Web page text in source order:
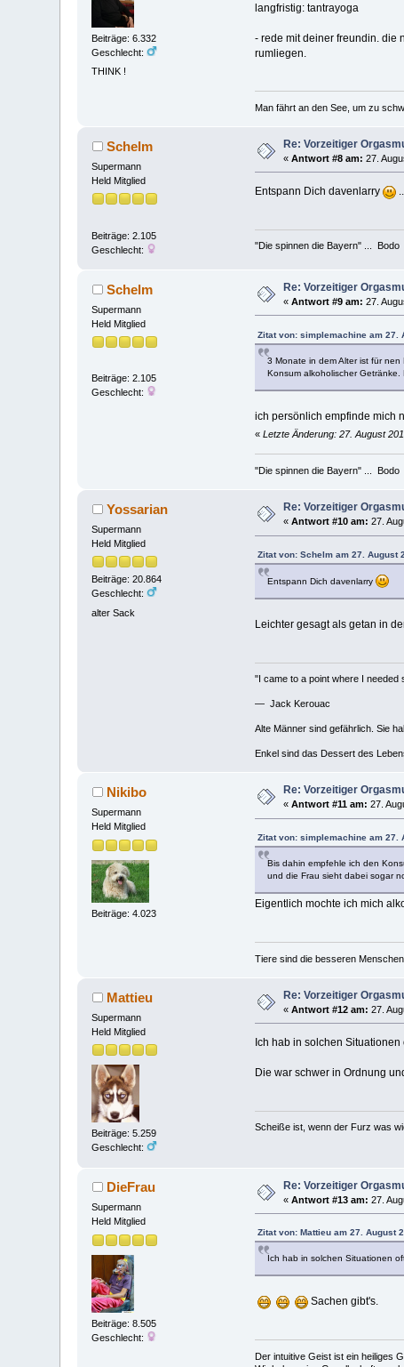
Beiträge: 6.332
Geschlecht:
THINK !
langfristig: tantrayoga
- rede mit deiner freundin. die
rumliegen.
Man fährt an den See, um zu
Schelm
Supermann
Held Mitglied
Beiträge: 2.105
Geschlecht:
Re: Vorzeitiger
«Antwort #8 am: 27.
Entspann Dich davenlarry ..
"Die spinnen die Bayern" ... Bodo
Schelm
Supermann
Held Mitglied
Beiträge: 2.105
Geschlecht:
Re: Vorzeitiger
«Antwort #9 am: 27.
Zitat von: simplemachine am 27.
3 Monate in dem Alter ist für
Konsum alkoholischer
ich persönlich empfinde mich
« Letzte Änderung: 27. August
"Die spinnen die Bayern" ... Bodo
Yossarian
Supermann
Held Mitglied
Beiträge: 20.864
Geschlecht:
alter Sack
Re: Vorzeitiger
«Antwort #10 am: 27.
Zitat von: Schelm am 27. August
Entspann Dich davenlarry
Leichter gesagt als getan in
"I came to a point where I needed
— Jack Kerouac
Alte Männer sind gefährlich. Sie
Enkel sind das Dessert des
Nikibo
Supermann
Held Mitglied
Beiträge: 4.023
Re: Vorzeitiger
«Antwort #11 am: 27.
Zitat von: simplemachine am 27.
Bis dahin empfehle ich den
und die Frau sieht dabei sogar
Eigentlich mochte ich mich
Tiere sind die besseren Menschen.
Mattieu
Supermann
Held Mitglied
Beiträge: 5.259
Geschlecht:
Re: Vorzeitiger
«Antwort #12 am: 27.
Ich hab in solchen Situationen
Die war schwer in Ordnung
Scheiße ist, wenn der Furz was
DieFrau
Supermann
Held Mitglied
Beiträge: 8.505
Geschlecht:
Re: Vorzeitiger
«Antwort #13 am: 27.
Zitat von: Mattieu am 27. August
Ich hab in solchen Situationen
Sachen gibt's.
Der intuitive Geist ist ein heiliges